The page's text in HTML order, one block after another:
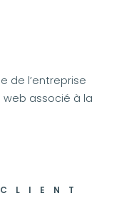
de l’entreprise
associé à la